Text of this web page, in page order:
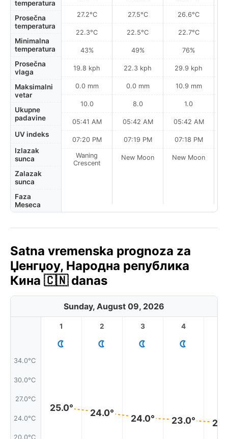
temperatura
Prosečna
temperatura
Minimalna
temperatura
Prosečna
vlaga
Maksimalni
vetar
Ukupne
padavine
UV indeks
Izlazak
sunca
Zalazak
sunca
Faza
Meseca
27.2°C
22.3°C
43%
19.8 kph
0.0 mm
10.0
05:41 AM
07:20 PM
Waning
Crescent
27.5°C
22.5°C
49%
22.3 kph
0.0 mm
8.0
05:42 AM
07:19 PM
New Moon
26.6°C
22.7°C
76%
29.9 kph
10.9 mm
1.0
05:42 AM
07:18 PM
New Moon
Satna vremenska prognoza za
Џенгџоу, Народна република
Кина 🇨🇳 danas
Sunday, August 09, 2026
34.0°C
30.0°C
27.0°C
24.0°C
20.0°C
1
25.0°
2
24.0°
3
24.0°
4
23.0°